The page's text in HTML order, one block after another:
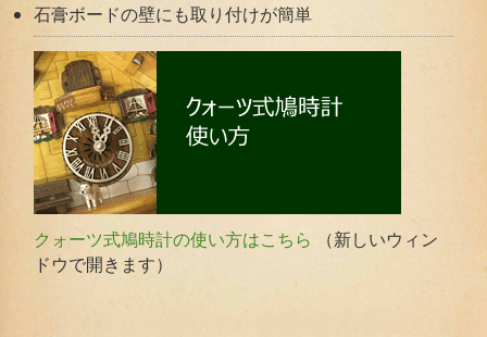
石膏ボードの壁にも取り付けが簡単
クォーツ式鳩時計の使い方はこちら
（新しいウィン
ドウで開きます）